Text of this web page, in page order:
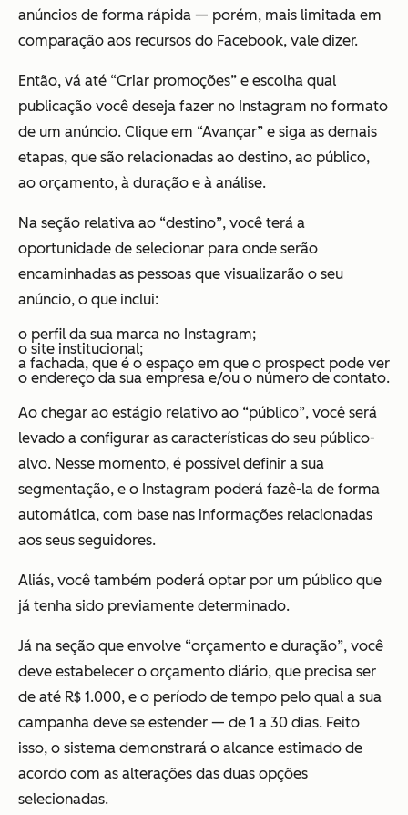
anúncios de forma rápida — porém, mais limitada em
comparação aos recursos do Facebook, vale dizer.
Então, vá até “Criar promoções” e escolha qual
publicação você deseja fazer no Instagram no formato
de um anúncio. Clique em “Avançar” e siga as demais
etapas, que são relacionadas ao destino, ao público,
ao orçamento, à duração e à análise.
Na seção relativa ao “destino”, você terá a
oportunidade de selecionar para onde serão
encaminhadas as pessoas que visualizarão o seu
anúncio, o que inclui:
o perfil da sua marca no Instagram;
o site institucional;
a fachada, que é o espaço em que o prospect pode ver
o endereço da sua empresa e/ou o número de contato.
Ao chegar ao estágio relativo ao “público”, você será
levado a configurar as características do seu público-
alvo. Nesse momento, é possível definir a sua
segmentação, e o Instagram poderá fazê-la de forma
automática, com base nas informações relacionadas
aos seus seguidores.
Aliás, você também poderá optar por um público que
já tenha sido previamente determinado.
Já na seção que envolve “orçamento e duração”, você
deve estabelecer o orçamento diário, que precisa ser
de até R$ 1.000, e o período de tempo pelo qual a sua
campanha deve se estender — de 1 a 30 dias. Feito
isso, o sistema demonstrará o alcance estimado de
acordo com as alterações das duas opções
selecionadas.